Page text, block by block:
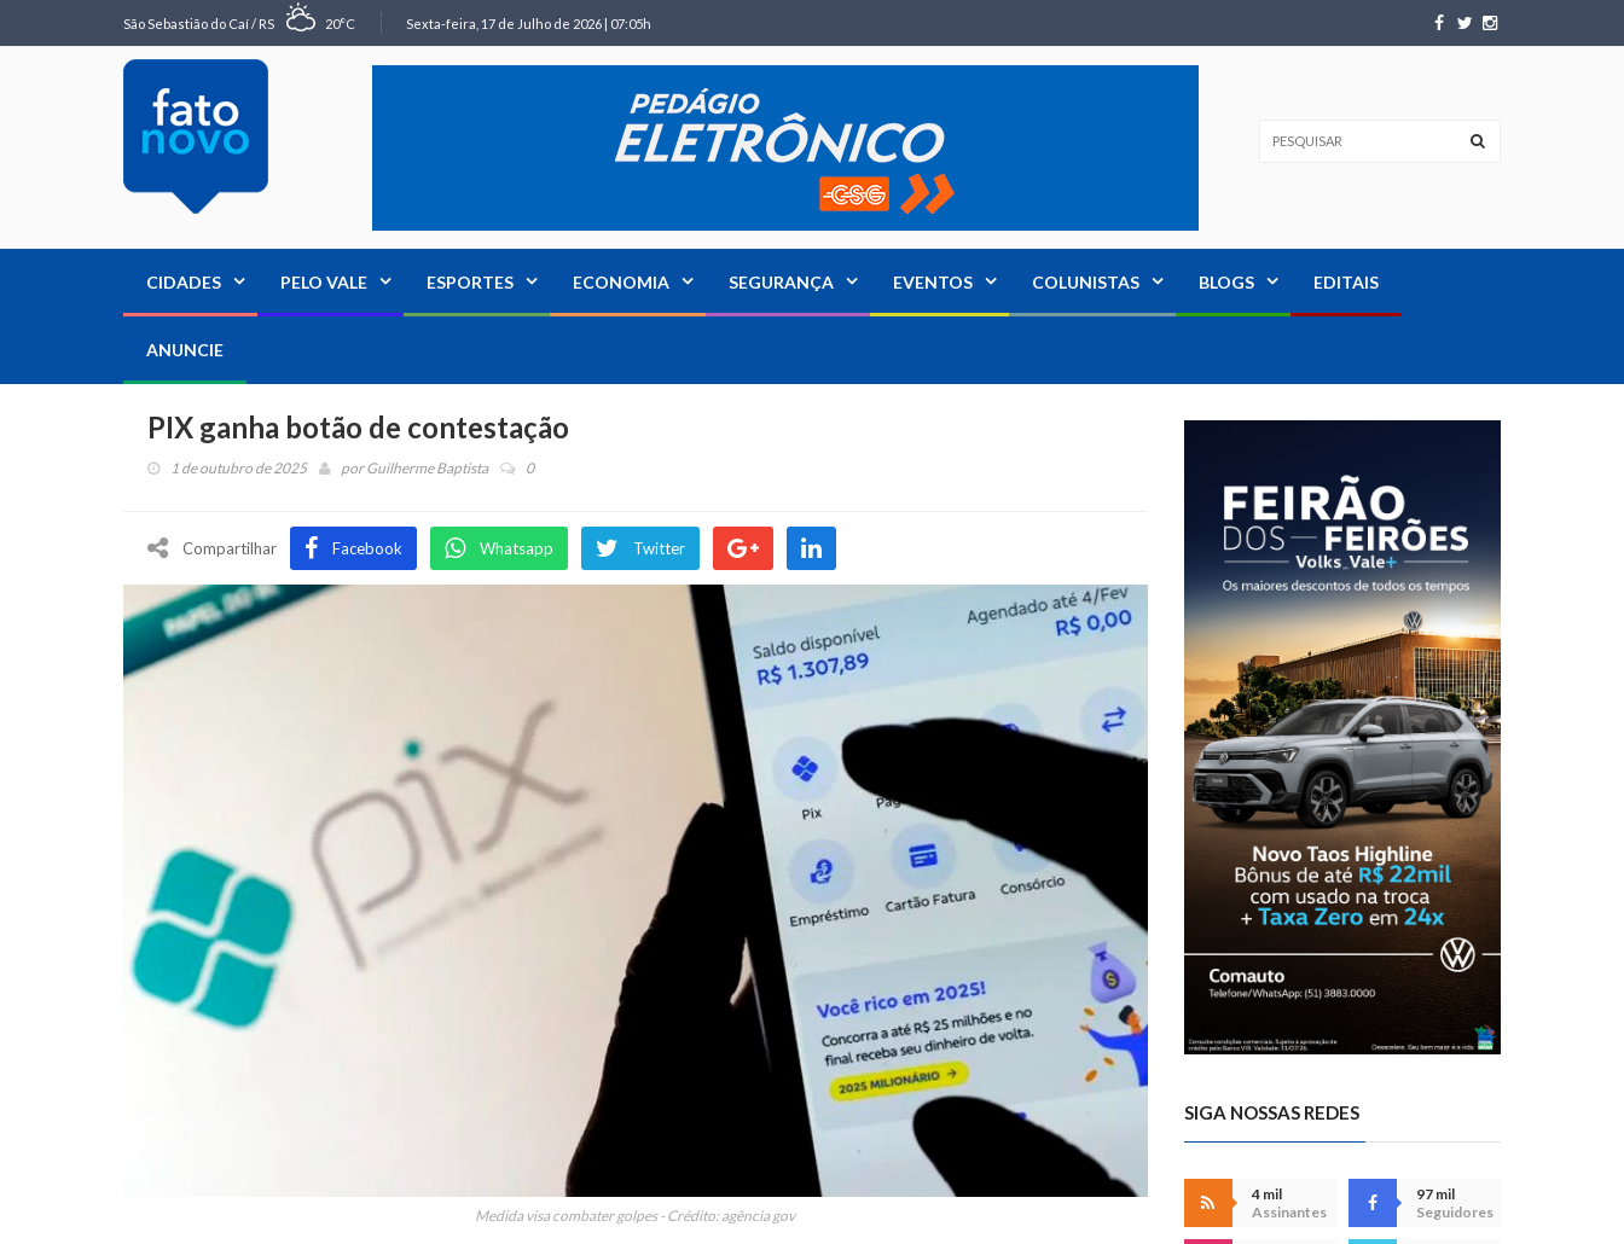
São Sebastião do Caí / RS 20°C Sexta-feira, 17 de Julho de 2026 | 07:05h
CIDADES PELO VALE ESPORTES ECONOMIA SEGURANÇA EVENTOS COLUNISTAS BLOGS EDITAIS
ANUNCIE
PIX ganha botão de contestação
1 de outubro de 2025 porGuilherme Baptista 0
Compartilhar Facebook Whatsapp Twitter
Medida visa combater golpes - Crédito: agência gov
SIGA NOSSAS REDES
4 mil
Assinantes
97 mil
Seguidores